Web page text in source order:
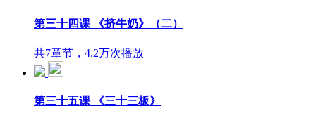
第三十四课 《挤牛奶》（二）
共7章节，4.2万次播放
第三十五课 《三十三板》